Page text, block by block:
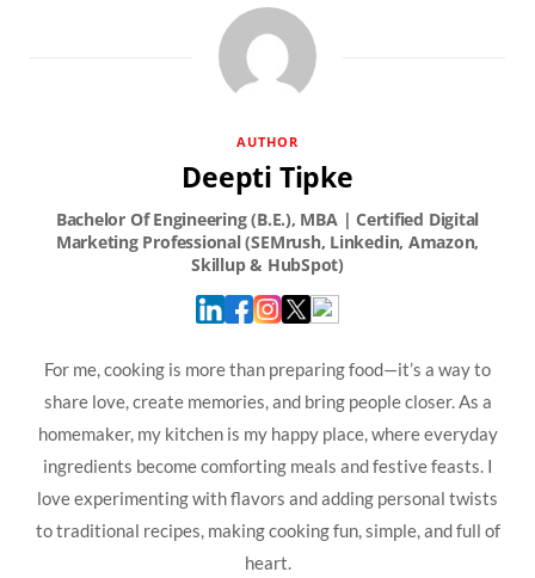
AUTHOR
Deepti Tipke
For me, cooking is more than preparing food—it’s a way to
share love, create memories, and bring people closer. As a
homemaker, my kitchen is my happy place, where everyday
ingredients become comforting meals and festive feasts. I
love experimenting with flavors and adding personal twists
to traditional recipes, making cooking fun, simple, and full of
heart.